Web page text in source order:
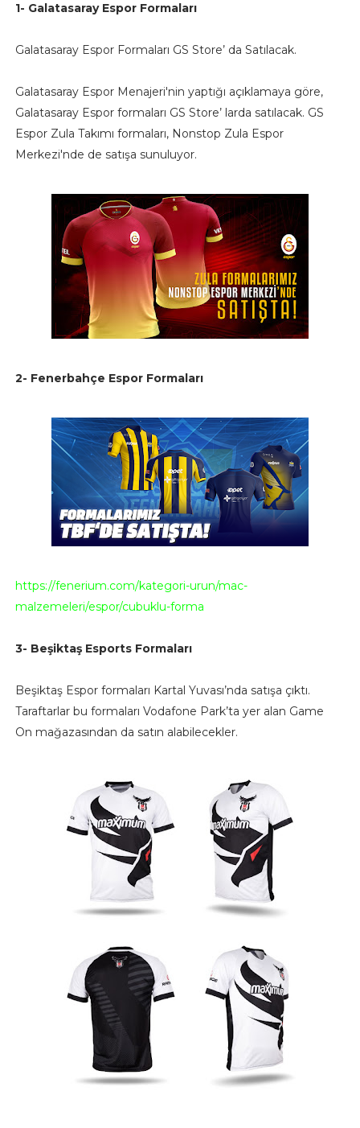
1- Galatasaray Espor Formaları
Galatasaray Espor Formaları GS Store’ da Satılacak.
Galatasaray Espor Menajeri'nin yaptığı açıklamaya göre,
Galatasaray Espor formaları GS Store’ larda satılacak. GS
Espor Zula Takımı formaları, Nonstop Zula Espor
Merkezi'nde de satışa sunuluyor.
2- Fenerbahçe Espor Formaları
https://fenerium.com/kategori-urun/mac-
malzemeleri/espor/cubuklu-forma
3- Beşiktaş Esports Formaları
Beşiktaş Espor formaları Kartal Yuvası’nda satışa çıktı.
Taraftarlar bu formaları Vodafone Park’ta yer alan Game
On mağazasından da satın alabilecekler.